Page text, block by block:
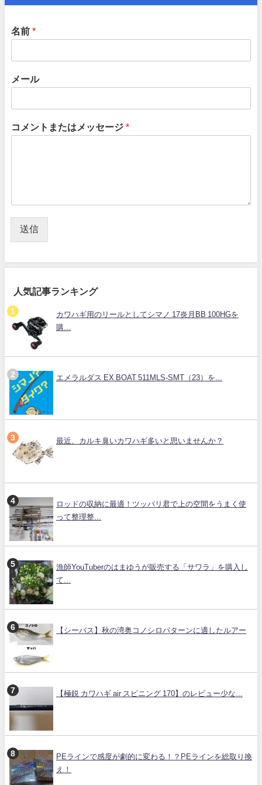
名前 *
メール
コメントまたはメッセージ *
送信
人気記事ランキング
カワハギ用のリールとしてシマノ 17炎月BB 100HGを
購...
エメラルダス EX BOAT 511MLS-SMT（23）を...
最近、カルキ臭いカワハギ多いと思いませんか？
ロッドの収納に最適！ツッパリ君で上の空間をうまく使
って整理整...
漁師YouTuberのはまゆうが販売する「サワラ」を購入し
て...
【シーバス】秋の湾奥コノシロパターンに適したルアー
【極鋭 カワハギ air スピニング 170】のレビュー少な...
PEラインで感度が劇的に変わる！？PEラインを総取り換
え！